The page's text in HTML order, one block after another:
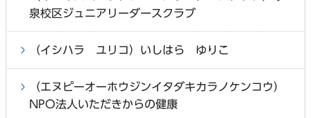
泉校区ジュニアリーダースクラブ
（イシハラ ユリコ）いしはら ゆりこ
（エヌピーオーホウジンイタダキカラノケンコウ）
NPO法人いただきからの健康